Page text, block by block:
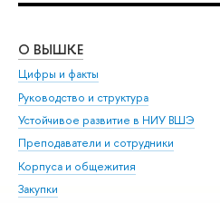
О ВЫШКЕ
Цифры и факты
Руководство и структура
Устойчивое развитие в НИУ ВШЭ
Преподаватели и сотрудники
Корпуса и общежития
Закупки